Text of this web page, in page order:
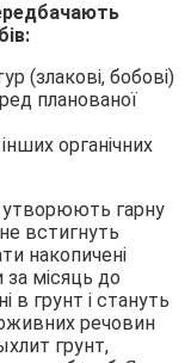
(злакові, бобові)
планованої
органічних
утворюють гарну
встигнуть
накопичені
за місяць до
в грунт і стануть
речовин
грунт,